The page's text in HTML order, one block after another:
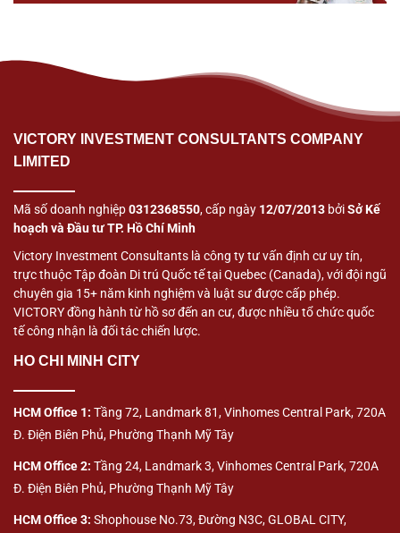
VICTORY INVESTMENT CONSULTANTS COMPANY
LIMITED
Mã số doanh nghiệp0312368550, cấp ngày 12/07/2013 bởiSở Kế
hoạch và Đầu tư TP. Hồ Chí Minh
Victory Investment Consultants là công ty tư vấn định cư uy tín,
trực thuộc Tập đoàn Di trú Quốc tế tại Quebec (Canada), với đội ngũ
chuyên gia 15+ năm kinh nghiệm và luật sư được cấp phép.
VICTORY đồng hành từ hồ sơ đến an cư, được nhiều tổ chức quốc
tế công nhận là đối tác chiến lược.
HO CHI MINH CITY
HCM Office 1: Tầng 72, Landmark 81, Vinhomes Central Park, 720A
Đ. Điện Biên Phủ, Phường Thạnh Mỹ Tây
HCM Office 2: Tầng 24, Landmark 3, Vinhomes Central Park, 720A
Đ. Điện Biên Phủ, Phường Thạnh Mỹ Tây
HCM Office 3: Shophouse No.73, Đường N3C, GLOBAL CITY,